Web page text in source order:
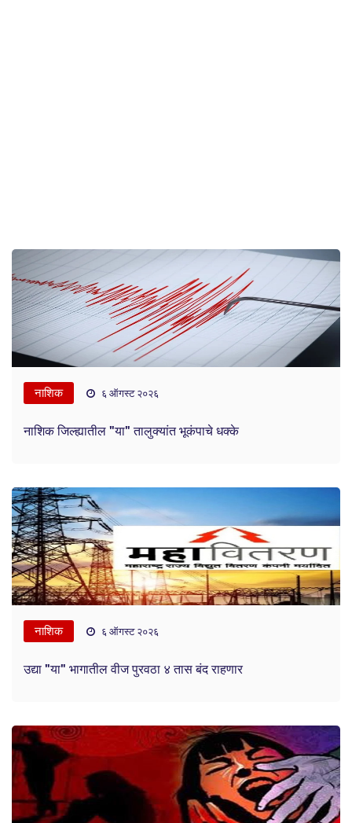
नाशिक ६ ऑगस्ट २०२६
नाशिक जिल्ह्यातील "या" तालुक्यांत भूकंपाचे धक्के
नाशिक ६ ऑगस्ट २०२६
उद्या "या" भागातील वीज पुरवठा ४ तास बंद राहणार